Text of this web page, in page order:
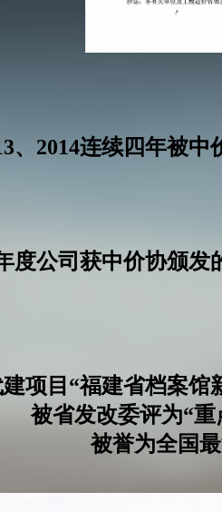
、2014连续四年被
度公司获中价协颁
项目“福建省档案馆
被省发改委评为“重
被誉为全国